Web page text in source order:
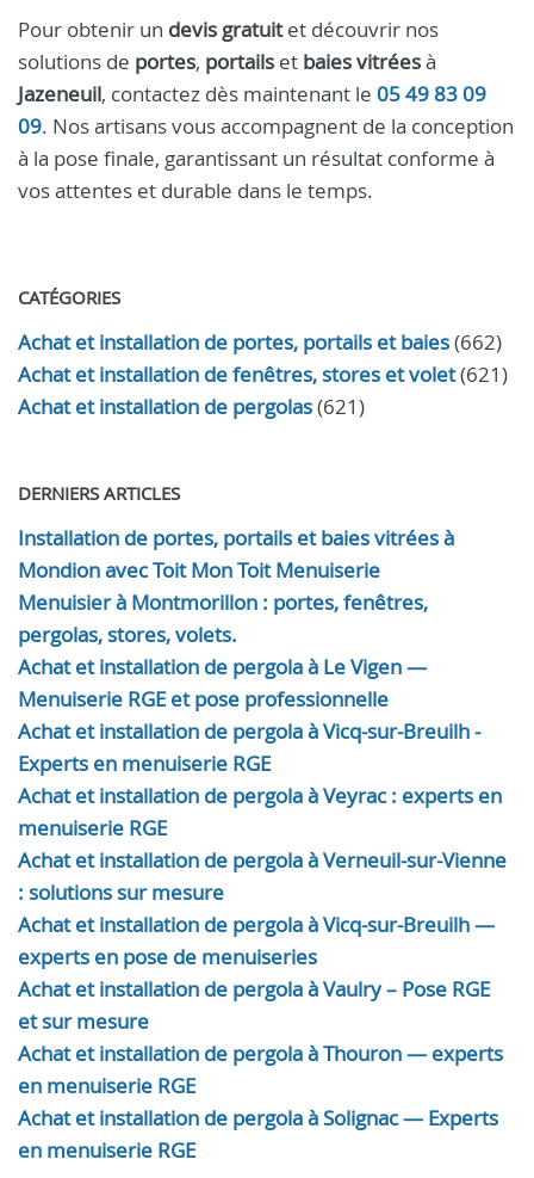
Pour obtenir un devis gratuitet découvrir nos
solutions de portes, portails et baies vitréesà
Jazeneuil, contactez dès maintenant le 05 49 83 09
09. Nos artisans vous accompagnent de la conception
à la pose finale, garantissant un résultat conforme à
vos attentes et durable dans le temps.
CATÉGORIES
Achat et installation de portes, portails et baies(662)
Achat et installation de fenêtres, stores et volet(621)
Achat et installation de pergolas(621)
DERNIERS ARTICLES
Installation de portes, portails et baies vitrées à
Mondion avec Toit Mon Toit Menuiserie
Menuisier à Montmorillon : portes, fenêtres,
pergolas, stores, volets.
Achat et installation de pergola à Le Vigen —
Menuiserie RGE et pose professionnelle
Achat et installation de pergola à Vicq-sur-Breuilh -
Experts en menuiserie RGE
Achat et installation de pergola à Veyrac : experts en
menuiserie RGE
Achat et installation de pergola à Verneuil-sur-Vienne
: solutions sur mesure
Achat et installation de pergola à Vicq-sur-Breuilh —
experts en pose de menuiseries
Achat et installation de pergola à Vaulry – Pose RGE
et sur mesure
Achat et installation de pergola à Thouron — experts
en menuiserie RGE
Achat et installation de pergola à Solignac — Experts
en menuiserie RGE